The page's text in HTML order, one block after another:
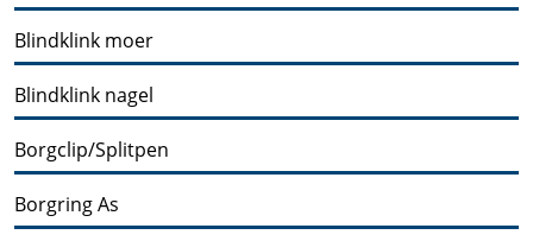
Blindklink moer
Blindklink nagel
Borgclip/Splitpen
Borgring As